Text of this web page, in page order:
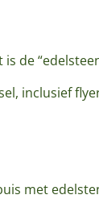
is de
inclusief
met